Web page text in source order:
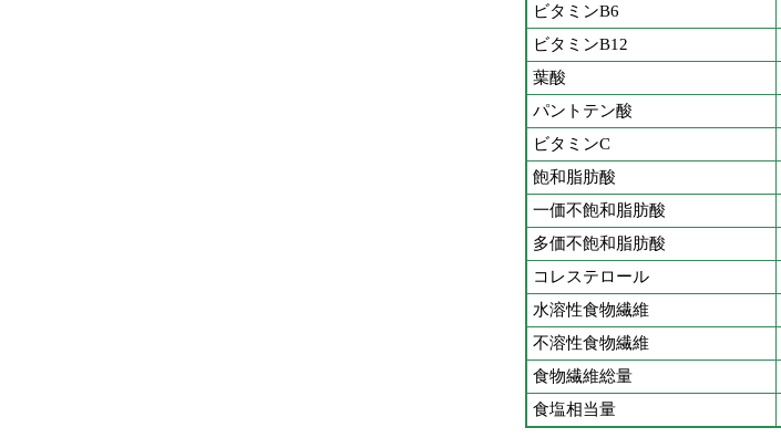
ビタミンB6
ビタミンB12
葉酸
パントテン酸
ビタミンC
飽和脂肪酸
一価不飽和脂肪酸
多価不飽和脂肪酸
コレステロール
水溶性食物繊維
不溶性食物繊維
食物繊維総量
食塩相当量